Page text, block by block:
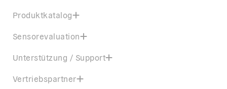
Produktkatalog
Sensorevaluation
Unterstützung / Support
Vertriebspartner